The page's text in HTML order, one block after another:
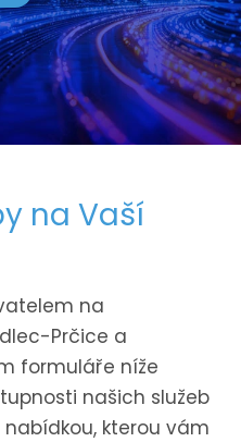
na Vaší
na
Prčice a
formuláře níže
našich služeb
kterou vám